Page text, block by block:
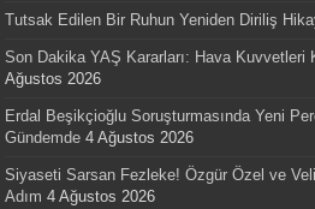
Tutsak Edilen Bir Ruhun Yeniden Diriliş
Son Dakika YAŞ Kararları: Hava Kuvvetleri
Ağustos 2026
Erdal Beşikçioğlu Soruşturmasında Yeni
Gündemde 4 Ağustos 2026
Siyaseti Sarsan Fezleke! Özgür Özel ve
Adım 4 Ağustos 2026